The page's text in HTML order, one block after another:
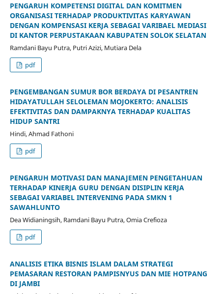
PENGARUH KOMPETENSI DIGITAL DAN KOMITMEN
ORGANISASI TERHADAP PRODUKTIVITAS KARYAWAN
DENGAN KOMPENSASI KERJA SEBAGAI VARIBAEL MEDIASI
DI KANTOR PERPUSTAKAAN KABUPATEN SOLOK SELATAN
Ramdani Bayu Putra, Putri Azizi, Mutiara Dela
pdf
PENGEMBANGAN SUMUR BOR BERDAYA DI PESANTREN
HIDAYATULLAH SELOLEMAN MOJOKERTO: ANALISIS
EFEKTIVITAS DAN DAMPAKNYA TERHADAP KUALITAS
HIDUP SANTRI
Hindi, Ahmad Fathoni
pdf
PENGARUH MOTIVASI DAN MANAJEMEN PENGETAHUAN
TERHADAP KINERJA GURU DENGAN DISIPLIN KERJA
SEBAGAI VARIABEL INTERVENING PADA SMKN 1
SAWAHLUNTO
Dea Widianingsih, Ramdani Bayu Putra, Omia Crefioza
pdf
ANALISIS ETIKA BISNIS ISLAM DALAM STRATEGI
PEMASARAN RESTORAN PAMPISNYUS DAN MIE HOTPANG
DI JAMBI